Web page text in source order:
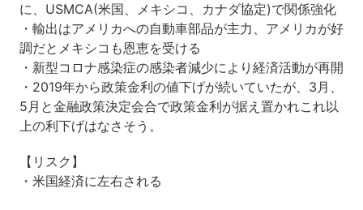
に、USMCA(米国、メキシコ、カナダ協定)で関係強化
・輸出はアメリカへの自動車部品が主力、アメリカが好
調だとメキシコも恩恵を受ける
・新型コロナ感染症の感染者減少により経済活動が再開
・2019年から政策金利の値下げが続いていたが、3月、
5月と金融政策決定会合で政策金利が据え置かれこれ以
上の利下げはなさそう。
【リスク】
・米国経済に左右される